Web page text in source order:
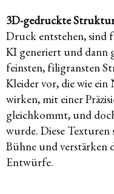
3D-gedruckte
Druck entstehen, sind
KI generiert und dann
feinsten, filigransten
Kleider vor, die wie
wirken, mit einer
gleichkommt, und
wurde. Diese
Bühne und
Entwürfe.